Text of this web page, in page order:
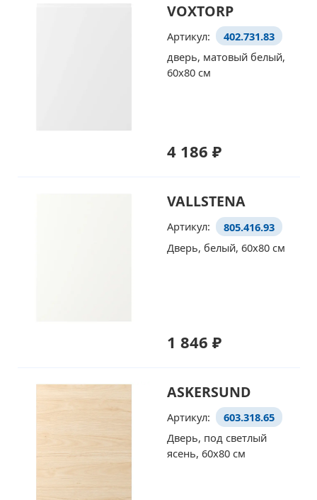
VOXTORP
Артикул:
402.731.83
дверь, матовый белый,
60x80 см
4 186 ₽
VALLSTENA
Артикул:
805.416.93
Дверь, белый, 60x80 см
1 846 ₽
ASKERSUND
Артикул:
603.318.65
Дверь, под светлый
ясень, 60x80 см